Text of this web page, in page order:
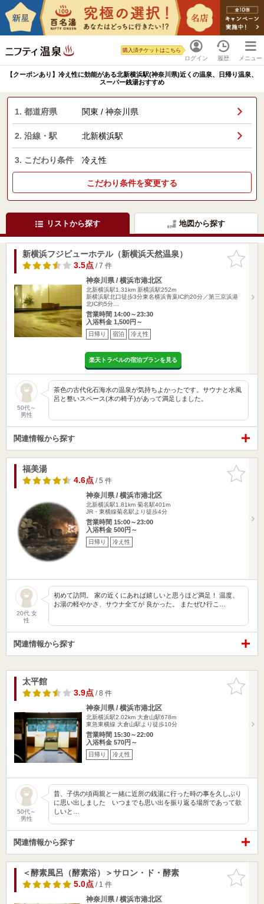
ログイン
購入済チケットはこちら
履歴 メニュー
【クーポンあり】冷え性に効能がある北新横浜駅(神奈川県)近くの温泉、日帰り温泉、
スーパー銭湯おすすめ
1. 都道府県 関東 / 神奈川県
2. 沿線・駅 北新横浜駅
3. こだわり条件 冷え性
こだわり条件を変更する
リストから探す 地図から探す
お気に入
りに追加
新横浜フジビューホテル（新横浜天然温泉）
3.5点/ 7 件
神奈川県 / 横浜市港北区
北新横浜駅1.31km 新横浜駅252m
新横浜駅北口徒歩3分東名横浜青葉IC約20分／第三京浜港
北IC約5分…
営業時間 14:00～23:30
入浴料金 1,500円～
日帰り 宿泊 冷え性
楽天トラベルの宿泊プランを見る
50代～
男性
茶色の古代化石海水の温泉が気持ちよかったです。サウナと水風
呂と整いスペース(木の椅子)があって満足しました。
関連情報から探す
お気に入
りに追加
福美湯
4.6点/ 5 件
神奈川県 / 横浜市港北区
北新横浜駅1.81km 菊名駅401m
JR・東横線菊名駅より徒歩4分
営業時間 15:00～23:00
入浴料金 500円～
日帰り 冷え性
20代 女
性
初めて訪問。 家の近くにあれば嬉しいと思うほど満足！ 温度、
お湯の軽やかさ、サウナ全てが 良かった。 またぜひ行こ…
関連情報から探す
お気に入
りに追加
太平館
3.9点/ 8 件
神奈川県 / 横浜市港北区
北新横浜駅2.02km 大倉山駅678m
東急東横線 大倉山駅より徒歩10分
営業時間 15:30～22:00
入浴料金 570円～
日帰り 冷え性
50代～
男性
昔、子供の頃両親と一緒に近所の銭湯に行った時の事を久しぶり
に思い出しました いつまでも思い出を振り返る場所であって欲
しいと…
関連情報から探す
お気に入
りに追加
＜酵素風呂（酵素浴）＞サロン・ド・酵素
5.0点/ 1 件
神奈川県 / 横浜市港北区